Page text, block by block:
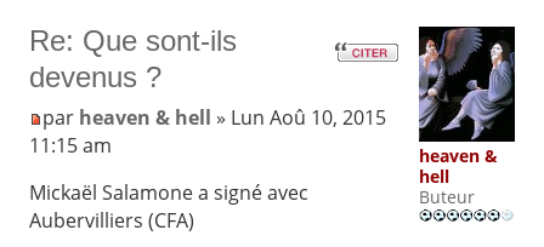
Re: Que sont-ils
devenus ?
par heaven & hell » Lun Aoû 10, 2015
11:15 am
Mickaël Salamone a signé avec
Aubervilliers (CFA)
heaven &
hell
Buteur